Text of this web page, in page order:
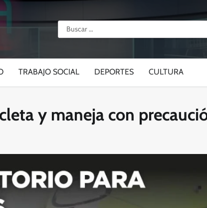
Buscar:
TRABAJO SOCIAL DEPORTES CULTURA
y maneja con